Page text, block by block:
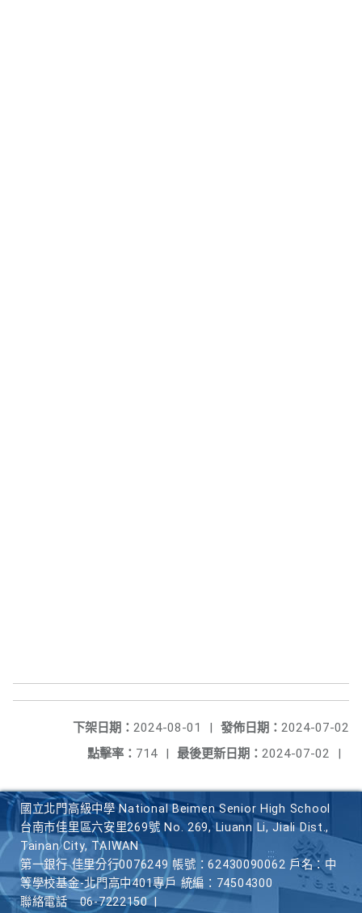
發佈日期： 2024-07-02
下架日期： 2024-08-01
|
最後更新日期： 2024-07-02 |
點擊率： 714 |
國立北門高級中學 National Beimen Senior High School
台南市佳里區六安里269號 No. 269, Liuann Li, Jiali Dist.,
Tainan City, TAIWAN
第一銀行 佳里分行0076249 帳號：62430090062 戶名：中
等學校基金-北門高中401專戶 統編：74504300
聯絡電話
06-7222150